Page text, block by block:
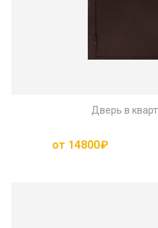
Дверь в
от 14800₽